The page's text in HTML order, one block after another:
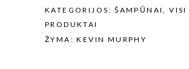
KATEGORIJOS:ŠAMPŪNAI ,VISI
PRODUKTAI
ŽYMA:KEVIN MURPHY